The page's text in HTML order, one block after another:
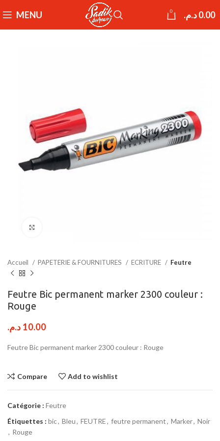
MENU 0 0.00د.م.
Accueil PAPETERIE & FOURNITURES ECRITURE Feutre
Feutre Bic permanent marker 2300 couleur :
Rouge
10.00 د.م.
Feutre Bic permanent marker 2300 couleur : Rouge
Compare Add to wishlist
Catégorie : Feutre
Étiquettes : bic, Bleu, FEUTRE, feutre permanent, Marker, Noir
, Rouge